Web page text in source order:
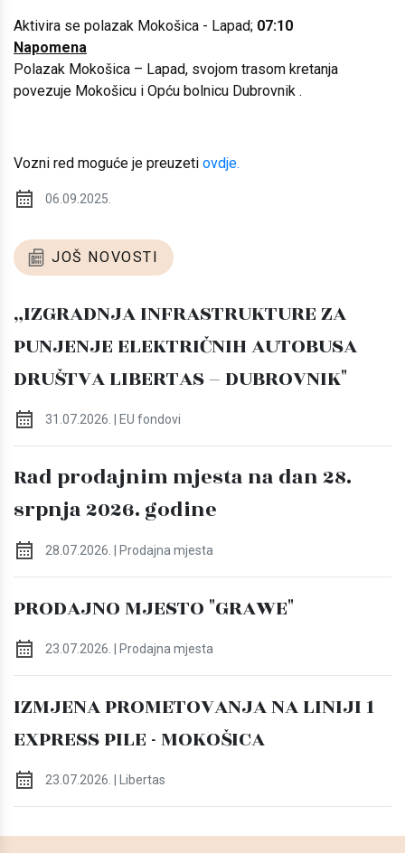
Aktivira se polazak Mokošica - Lapad; 07:10
Napomena
Polazak Mokošica – Lapad, svojom trasom kretanja
povezuje Mokošicu i Opću bolnicu Dubrovnik .
Vozni red moguće je preuzeti ovdje.
06.09.2025.
JOŠ NOVOSTI
„IZGRADNJA INFRASTRUKTURE ZA
PUNJENJE ELEKTRIČNIH AUTOBUSA
DRUŠTVA LIBERTAS – DUBROVNIK"
31.07.2026. | EU fondovi
Rad prodajnim mjesta na dan 28.
srpnja 2026. godine
28.07.2026. | Prodajna mjesta
PRODAJNO MJESTO "GRAWE"
23.07.2026. | Prodajna mjesta
IZMJENA PROMETOVANJA NA LINIJI 1
EXPRESS PILE - MOKOŠICA
23.07.2026. | Libertas